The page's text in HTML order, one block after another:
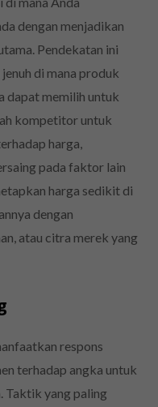
dengan menjadikan
Pendekatan ini
di mana produk
dapat memilih untuk
kompetitor untuk
harga,
pada faktor lain
harga sedikit di
dengan
atau citra merek yang
respons
terhadap angka untuk
Taktik yang paling